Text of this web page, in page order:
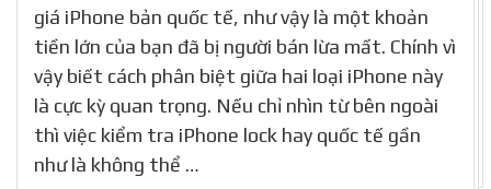
giá iPhone bản quốc tế, như vậy là một khoản
tiền lớn của bạn đã bị người bán lừa mất. Chính vì
vậy biết cách phân biệt giữa hai loại iPhone này
là cực kỳ quan trọng. Nếu chỉ nhìn từ bên ngoài
thì việc kiểm tra iPhone lock hay quốc tế gần
như là không thể …